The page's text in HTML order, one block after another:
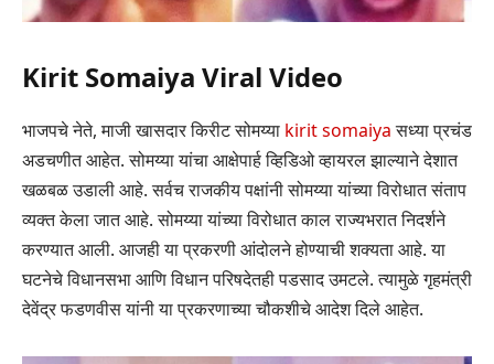
Kirit Somaiya Viral Video
भाजपचे नेते, माजी खासदार किरीट सोमय्या kirit somaiyaसध्या प्रचंड
अडचणीत आहेत. सोमय्या यांचा आक्षेपार्ह व्हिडिओ व्हायरल झाल्याने देशात
खळबळ उडाली आहे. सर्वच राजकीय पक्षांनी सोमय्या यांच्या विरोधात संताप
व्यक्त केला जात आहे. सोमय्या यांच्या विरोधात काल राज्यभरात निदर्शने
करण्यात आली. आजही या प्रकरणी आंदोलने होण्याची शक्यता आहे. या
घटनेचे विधानसभा आणि विधान परिषदेतही पडसाद उमटले. त्यामुळे गृहमंत्री
देवेंद्र फडणवीस यांनी या प्रकरणाच्या चौकशीचे आदेश दिले आहेत.